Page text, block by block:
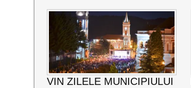
VIN ZILELE MUNICIPIULUI